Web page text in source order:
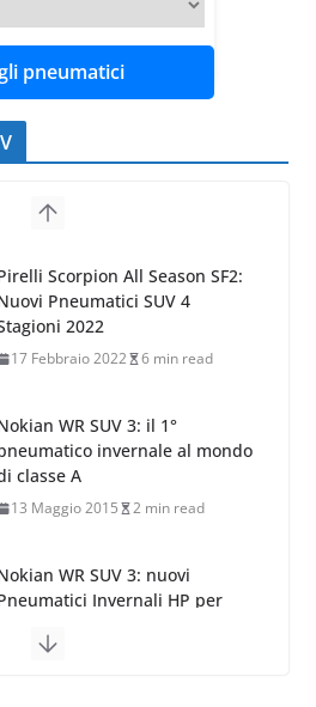
pneumatici
WR SUV 3: il 1°
invernale al mondo
classe A
13 Maggio 2015 2 min read
WR SUV 3: nuovi
Invernali HP per
invernali difficili
23 Aprile 2013 9 min read
G073: nuovi pneumatici
2 min read